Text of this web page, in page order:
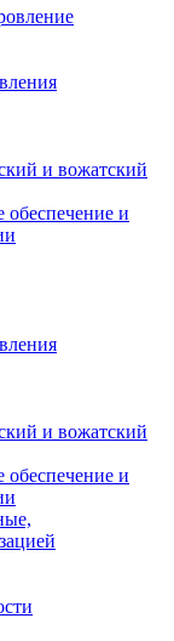
и вожатский
обеспечение и
и вожатский
обеспечение и